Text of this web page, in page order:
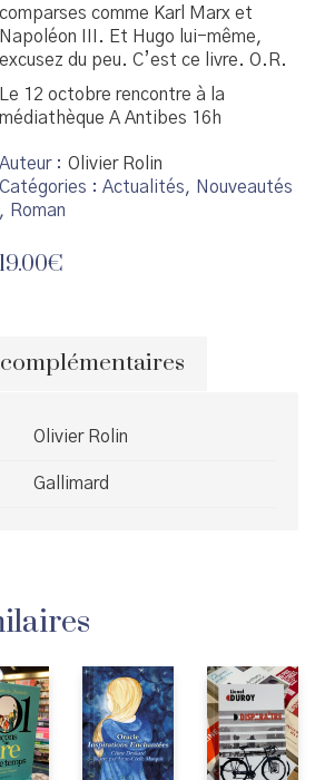
comparses comme Karl Marx et
Napoléon III. Et Hugo lui-même,
excusez du peu. C’est ce livre. O.R.
Le 12 octobre rencontre à la
médiathèque A Antibes 16h
Auteur
Olivier Rolin
Catégories :Actualités, Nouveautés
, Roman
19.00€
Olivier Rolin
Gallimard